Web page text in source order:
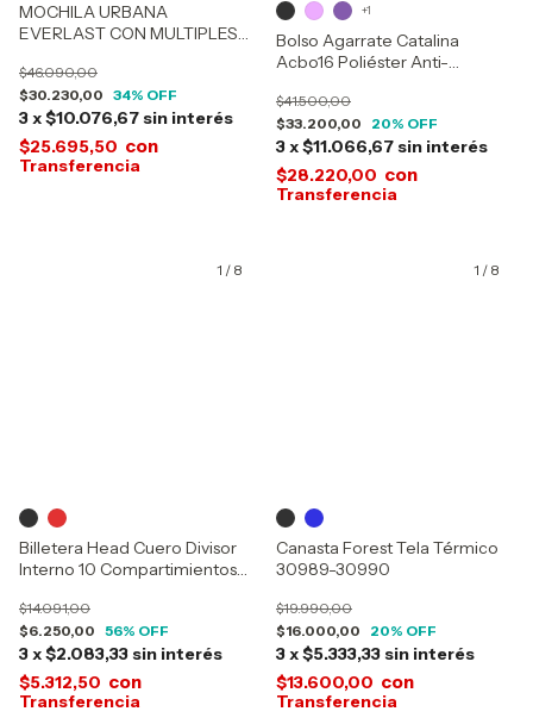
MOCHILA URBANA
EVERLAST CON MULTIPLES
$30.230,00
$46.090,00
34% OFF
3x$10.076,67 sin interés
$25.695,50 con
Bolso Agarrate Catalina
Acbo16 Poliéster Anti-
$33.200,00
$41.500,00
20% OFF
3x$11.066,67 sin interés
$28.220,00 con
+1
1 / 8
Billetera Head Cuero Divisor
Interno 10 Compartimientos
$6.250,00
$14.091,00
56% OFF
3x$2.083,33 sin interés
$5.312,50 con
1 / 8
Canasta Forest Tela Térmico
30989-30990
$16.000,00
$19.990,00
20% OFF
3x$5.333,33 sin interés
$13.600,00 con